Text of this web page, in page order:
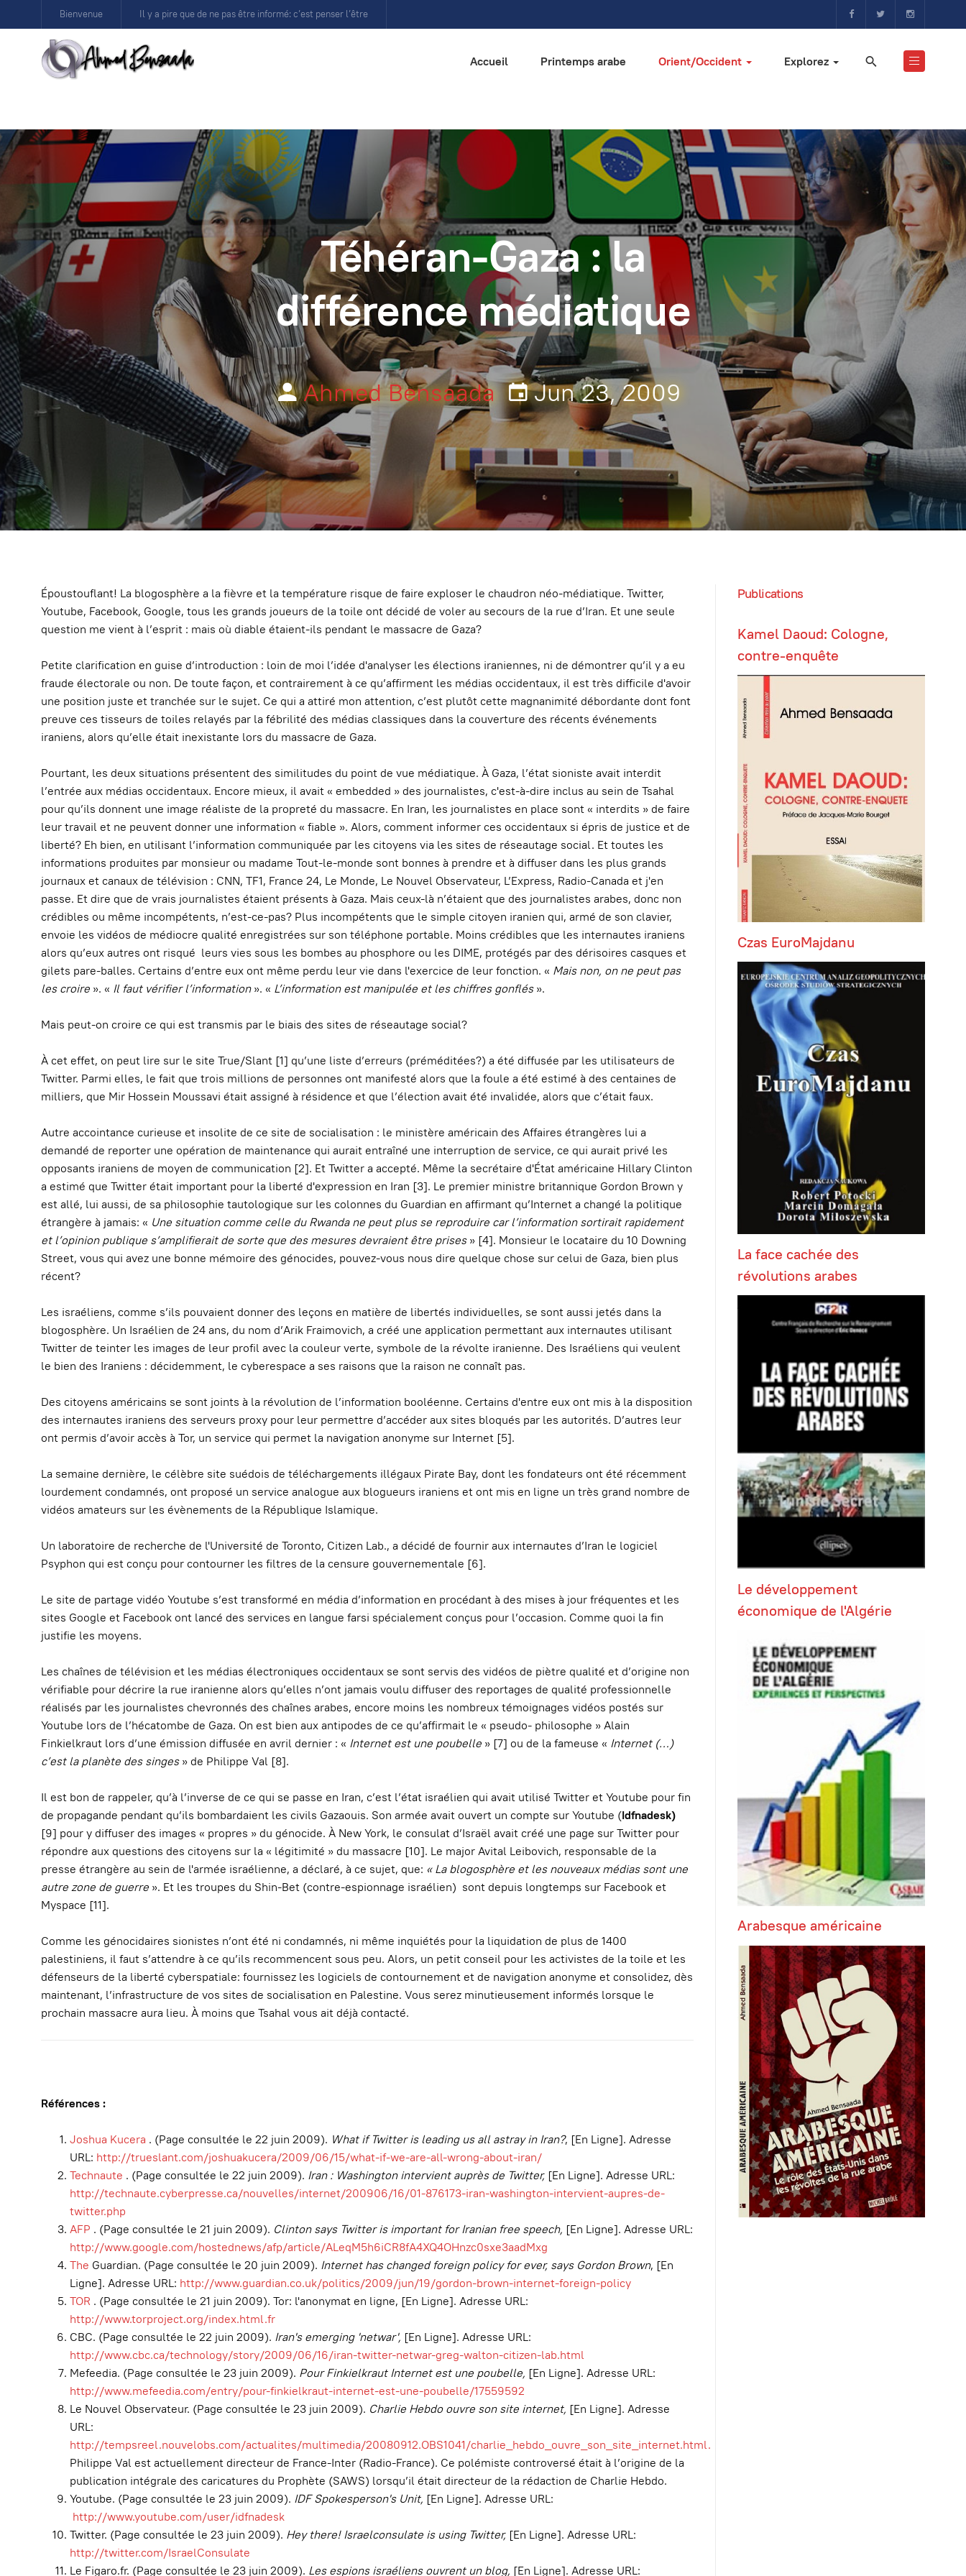
Bienvenue Il y a pire que de ne pas être informé: c’est penser l’être
Accueil Printemps arabe Orient/Occident Explorez
Téhéran-Gaza : la
différence médiatique
Ahmed Bensaada Jun 23, 2009
Époustouflant! La blogosphère a la fièvre et la température risque de faire exploser le chaudron néo-médiatique. Twitter,
Youtube, Facebook, Google, tous les grands joueurs de la toile ont décidé de voler au secours de la rue d’Iran. Et une seule
question me vient à l’esprit : mais où diable étaient-ils pendant le massacre de Gaza?
Petite clarification en guise d’introduction : loin de moi l’idée d'analyser les élections iraniennes, ni de démontrer qu’il y a eu
fraude électorale ou non. De toute façon, et contrairement à ce qu’affirment les médias occidentaux, il est très difficile d'avoir
une position juste et tranchée sur le sujet. Ce qui a attiré mon attention, c’est plutôt cette magnanimité débordante dont font
preuve ces tisseurs de toiles relayés par la fébrilité des médias classiques dans la couverture des récents événements
iraniens, alors qu’elle était inexistante lors du massacre de Gaza.
Pourtant, les deux situations présentent des similitudes du point de vue médiatique. À Gaza, l’état sioniste avait interdit
l’entrée aux médias occidentaux. Encore mieux, il avait « embedded » des journalistes, c'est-à-dire inclus au sein de Tsahal
pour qu’ils donnent une image réaliste de la propreté du massacre. En Iran, les journalistes en place sont « interdits » de faire
leur travail et ne peuvent donner une information « fiable ». Alors, comment informer ces occidentaux si épris de justice et de
liberté? Eh bien, en utilisant l’information communiquée par les citoyens via les sites de réseautage social. Et toutes les
informations produites par monsieur ou madame Tout-le-monde sont bonnes à prendre et à diffuser dans les plus grands
journaux et canaux de télévision : CNN, TF1, France 24, Le Monde, Le Nouvel Observateur, L’Express, Radio-Canada et j'en
passe. Et dire que de vrais journalistes étaient présents à Gaza. Mais ceux-là n’étaient que des journalistes arabes, donc non
crédibles ou même incompétents, n’est-ce-pas? Plus incompétents que le simple citoyen iranien qui, armé de son clavier,
envoie les vidéos de médiocre qualité enregistrées sur son téléphone portable. Moins crédibles que les internautes iraniens
alors qu’eux autres ont risqué leurs vies sous les bombes au phosphore ou les DIME, protégés par des dérisoires casques et
gilets pare-balles. Certains d’entre eux ont même perdu leur vie dans l'exercice de leur fonction. « Mais non, on ne peut pas
les croire ». « Il faut vérifier l’information». « L’information est manipulée et les chiffres gonflés».
Mais peut-on croire ce qui est transmis par le biais des sites de réseautage social?
À cet effet, on peut lire sur le site True/Slant [1] qu’une liste d’erreurs (préméditées?) a été diffusée par les utilisateurs de
Twitter. Parmi elles, le fait que trois millions de personnes ont manifesté alors que la foule a été estimé à des centaines de
milliers, que Mir Hossein Moussavi était assigné à résidence et que l’élection avait été invalidée, alors que c’était faux.
Autre accointance curieuse et insolite de ce site de socialisation : le ministère américain des Affaires étrangères lui a
demandé de reporter une opération de maintenance qui aurait entraîné une interruption de service, ce qui aurait privé les
opposants iraniens de moyen de communication [2]. Et Twitter a accepté. Même la secrétaire d'État américaine Hillary Clinton
a estimé que Twitter était important pour la liberté d'expression en Iran [3]. Le premier ministre britannique Gordon Brown y
est allé, lui aussi, de sa philosophie tautologique sur les colonnes du Guardian en affirmant qu’Internet a changé la politique
étrangère à jamais: « Une situation comme celle du Rwanda ne peut plus se reproduire car l’information sortirait rapidement
et l’opinion publique s’amplifierait de sorte que des mesures devraient être prises» [4]. Monsieur le locataire du 10 Downing
Street, vous qui avez une bonne mémoire des génocides, pouvez-vous nous dire quelque chose sur celui de Gaza, bien plus
récent?
Les israéliens, comme s’ils pouvaient donner des leçons en matière de libertés individuelles, se sont aussi jetés dans la
blogosphère. Un Israélien de 24 ans, du nom d’Arik Fraimovich, a créé une application permettant aux internautes utilisant
Twitter de teinter les images de leur profil avec la couleur verte, symbole de la révolte iranienne. Des Israéliens qui veulent
le bien des Iraniens : décidemment, le cyberespace a ses raisons que la raison ne connaît pas.
Des citoyens américains se sont joints à la révolution de l’information booléenne. Certains d'entre eux ont mis à la disposition
des internautes iraniens des serveurs proxy pour leur permettre d’accéder aux sites bloqués par les autorités. D’autres leur
ont permis d’avoir accès à Tor, un service qui permet la navigation anonyme sur Internet [5].
La semaine dernière, le célèbre site suédois de téléchargements illégaux Pirate Bay, dont les fondateurs ont été récemment
lourdement condamnés, ont proposé un service analogue aux blogueurs iraniens et ont mis en ligne un très grand nombre de
vidéos amateurs sur les évènements de la République Islamique.
Un laboratoire de recherche de l'Université de Toronto, Citizen Lab., a décidé de fournir aux internautes d’Iran le logiciel
Psyphon qui est conçu pour contourner les filtres de la censure gouvernementale [6].
Le site de partage vidéo Youtube s’est transformé en média d’information en procédant à des mises à jour fréquentes et les
sites Google et Facebook ont lancé des services en langue farsi spécialement conçus pour l’occasion. Comme quoi la fin
justifie les moyens.
Les chaînes de télévision et les médias électroniques occidentaux se sont servis des vidéos de piètre qualité et d’origine non
vérifiable pour décrire la rue iranienne alors qu’elles n’ont jamais voulu diffuser des reportages de qualité professionnelle
réalisés par les journalistes chevronnés des chaînes arabes, encore moins les nombreux témoignages vidéos postés sur
Youtube lors de l’hécatombe de Gaza. On est bien aux antipodes de ce qu’affirmait le « pseudo- philosophe » Alain
Finkielkraut lors d’une émission diffusée en avril dernier : « Internet est une poubelle » [7] ou de la fameuse « Internet (…)
c’est la planète des singes» de Philippe Val [8].
Il est bon de rappeler, qu’à l’inverse de ce qui se passe en Iran, c’est l’état israélien qui avait utilisé Twitter et Youtube pour fin
de propagande pendant qu’ils bombardaient les civils Gazaouis. Son armée avait ouvert un compte sur Youtube (Idfnadesk)
[9] pour y diffuser des images « propres » du génocide. À New York, le consulat d’Israël avait créé une page sur Twitter pour
répondre aux questions des citoyens sur la « légitimité » du massacre [10]. Le major Avital Leibovich, responsable de la
presse étrangère au sein de l'armée israélienne, a déclaré, à ce sujet, que: « La blogosphère et les nouveaux médias sont une
autre zone de guerre ». Et les troupes du Shin-Bet (contre-espionnage israélien) sont depuis longtemps sur Facebook et
Myspace [11].
Comme les génocidaires sionistes n’ont été ni condamnés, ni même inquiétés pour la liquidation de plus de 1400
palestiniens, il faut s’attendre à ce qu’ils recommencent sous peu. Alors, un petit conseil pour les activistes de la toile et les
défenseurs de la liberté cyberspatiale: fournissez les logiciels de contournement et de navigation anonyme et consolidez, dès
maintenant, l’infrastructure de vos sites de socialisation en Palestine. Vous serez minutieusement informés lorsque le
prochain massacre aura lieu. À moins que Tsahal vous ait déjà contacté.
Références :
Joshua Kucera . (Page consultée le 22 juin 2009). What if Twitter is leading us all astray in Iran?, [En Ligne]. Adresse
URL: http://trueslant.com/joshuakucera/2009/06/15/what-if-we-are-all-wrong-about-iran/
Technaute . (Page consultée le 22 juin 2009). Iran : Washington intervient auprès de Twitter, [En Ligne]. Adresse URL:
http://technaute.cyberpresse.ca/nouvelles/internet/200906/16/01-876173-iran-washington-intervient-aupres-de-
twitter.php
AFP . (Page consultée le 21 juin 2009). Clinton says Twitter is important for Iranian free speech, [En Ligne]. Adresse URL:
http://www.google.com/hostednews/afp/article/ALeqM5h6iCR8fA4XQ4OHnzc0sxe3aadMxg
The Guardian. (Page consultée le 20 juin 2009). Internet has changed foreign policy for ever, says Gordon Brown, [En
Ligne]. Adresse URL: http://www.guardian.co.uk/politics/2009/jun/19/gordon-brown-internet-foreign-policy
TOR . (Page consultée le 21 juin 2009). Tor: l'anonymat en ligne, [En Ligne]. Adresse URL:
http://www.torproject.org/index.html.fr
CBC. (Page consultée le 22 juin 2009). Iran's emerging 'netwar', [En Ligne]. Adresse URL:
http://www.cbc.ca/technology/story/2009/06/16/iran-twitter-netwar-greg-walton-citizen-lab.html
Mefeedia. (Page consultée le 23 juin 2009). Pour Finkielkraut Internet est une poubelle, [En Ligne]. Adresse URL:
http://www.mefeedia.com/entry/pour-finkielkraut-internet-est-une-poubelle/17559592
Le Nouvel Observateur. (Page consultée le 23 juin 2009). Charlie Hebdo ouvre son site internet, [En Ligne]. Adresse
URL:
http://tempsreel.nouvelobs.com/actualites/multimedia/20080912.OBS1041/charlie_hebdo_ouvre_son_site_internet.html.
Philippe Val est actuellement directeur de France-Inter (Radio-France). Ce polémiste controversé était à l’origine de la
publication intégrale des caricatures du Prophète (SAWS) lorsqu’il était directeur de la rédaction de Charlie Hebdo.
Youtube. (Page consultée le 23 juin 2009). IDF Spokesperson's Unit, [En Ligne]. Adresse URL:
http://www.youtube.com/user/idfnadesk
Twitter. (Page consultée le 23 juin 2009). Hey there! Israelconsulate is using Twitter, [En Ligne]. Adresse URL:
http://twitter.com/IsraelConsulate
Le Figaro.fr. (Page consultée le 23 juin 2009). Les espions israéliens ouvrent un blog, [En Ligne]. Adresse URL:
Publications
Kamel Daoud: Cologne,
contre-enquête
Czas EuroMajdanu
La face cachée des
révolutions arabes
Le développement
économique de l'Algérie
Arabesque américaine